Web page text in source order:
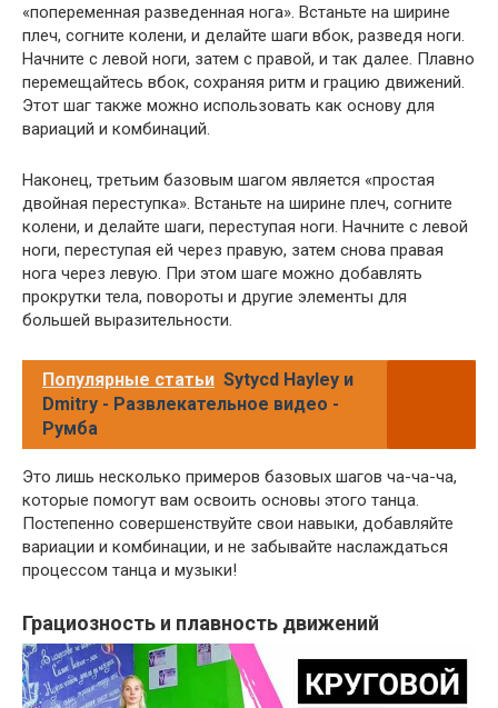
«попеременная разведенная нога». Встаньте на ширине
плеч, согните колени, и делайте шаги вбок, разведя ноги.
Начните с левой ноги, затем с правой, и так далее. Плавно
перемещайтесь вбок, сохраняя ритм и грацию движений.
Этот шаг также можно использовать как основу для
вариаций и комбинаций.
Наконец, третьим базовым шагом является «простая
двойная переступка». Встаньте на ширине плеч, согните
колени, и делайте шаги, переступая ноги. Начните с левой
ноги, переступая ей через правую, затем снова правая
нога через левую. При этом шаге можно добавлять
прокрутки тела, повороты и другие элементы для
большей выразительности.
Популярные статьи Sytycd Hayley и
Dmitry - Развлекательное видео -
Румба
Это лишь несколько примеров базовых шагов ча-ча-ча,
которые помогут вам освоить основы этого танца.
Постепенно совершенствуйте свои навыки, добавляйте
вариации и комбинации, и не забывайте наслаждаться
процессом танца и музыки!
Грациозность и плавность движений